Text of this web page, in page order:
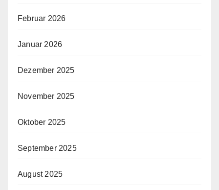
Februar 2026
Januar 2026
Dezember 2025
November 2025
Oktober 2025
September 2025
August 2025